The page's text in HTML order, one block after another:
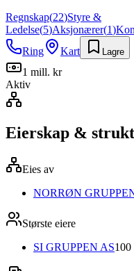
Regnskap(22)Styre &
Ledelse(5)Aksjonærer(1)
Ring
Kart Lagre
1 mill. kr
Aktiv
Eierskap &
Eies av
NORRØN
Største eiere
SI GRUPPEN AS100